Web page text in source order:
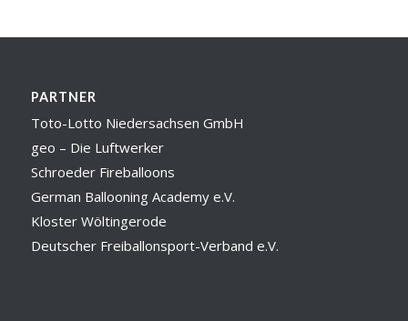
PARTNER
Toto-Lotto Niedersachsen GmbH
geo – Die Luftwerker
Schroeder Fireballoons
German Ballooning Academy e.V.
Kloster Wöltingerode
Deutscher Freiballonsport-Verband e.V.